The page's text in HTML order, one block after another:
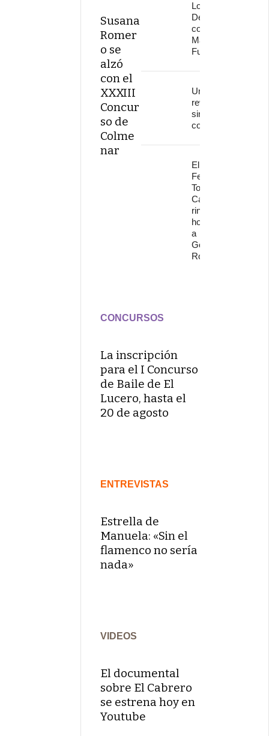
Susana
Romer
o se
alzó
con el
XXXIII
Concur
so de
Colme
nar
Los
Delinqüentes
conquistan
Marenostrum
Fuengirola
Una
revolución
sin
continuidad
El
Festival
Torre del
Cante
rinde
homenaje
a
Gonzalo
Rojo
CONCURSOS
La inscripción
para el I Concurso
de Baile de El
Lucero, hasta el
20 de agosto
ENTREVISTAS
Estrella de
Manuela: «Sin el
flamenco no sería
nada»
VIDEOS
El documental
sobre El Cabrero
se estrena hoy en
Youtube